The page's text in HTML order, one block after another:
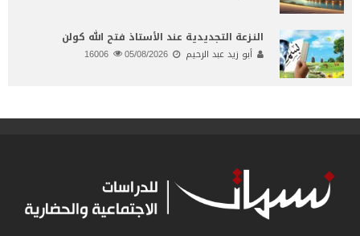
النـزعة التجديدية عند الأستاذ فتح الله كولن
أبو زيد عبد الرحيم 05/08/2026